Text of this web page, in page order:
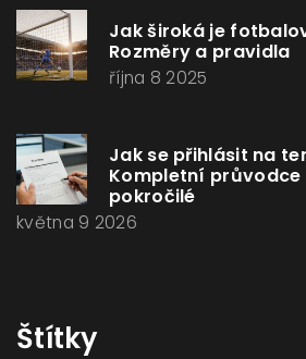
Jak široká je
Rozměry a pravidla
října 8 2025
Jak se přihlásit na
Kompletní
pokročilé
května 9 2026
Štítky